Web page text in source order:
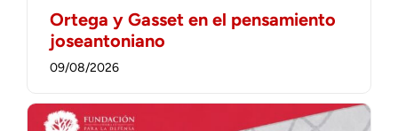
Ortega y Gasset en el pensamiento
joseantoniano
09/08/2026